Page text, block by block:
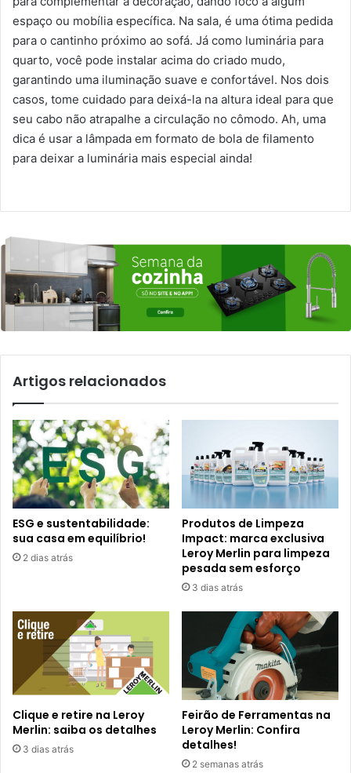
espaço ou mobília específica. Na sala, é uma ótima pedida
para o cantinho próximo ao sofá. Já como luminária para
quarto, você pode instalar acima do criado mudo,
garantindo uma iluminação suave e confortável. Nos dois
casos, tome cuidado para deixá-la na altura ideal para que
seu cabo não atrapalhe a circulação no cômodo. Ah, uma
dica é usar a lâmpada em formato de bola de filamento
para deixar a luminária mais especial ainda!
Artigos relacionados
ESG e sustentabilidade:
sua casa em equilíbrio!
2 dias atrás
Produtos de Limpeza
Impact: marca exclusiva
Leroy Merlin para limpeza
pesada sem esforço
3 dias atrás
Clique e retire na Leroy
Merlin: saiba os detalhes
3 dias atrás
Feirão de Ferramentas na
Leroy Merlin: Confira
detalhes!
2 semanas atrás